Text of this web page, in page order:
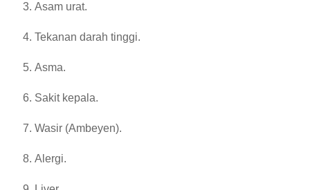
Asam urat.
Tekanan darah tinggi.
Asma.
Sakit kepala.
Wasir (Ambeyen).
Alergi.